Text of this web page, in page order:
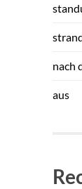
nach
aus